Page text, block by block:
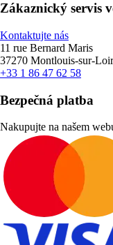
Zákaznický servis
Kontaktujte nás
11 rue Bernard Maris
37270 Montlouis-sur-
+33 1 86 47 62 58
Bezpečná platba
Nakupujte na našem